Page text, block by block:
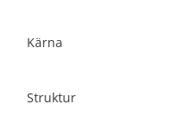
Kärna
Struktur